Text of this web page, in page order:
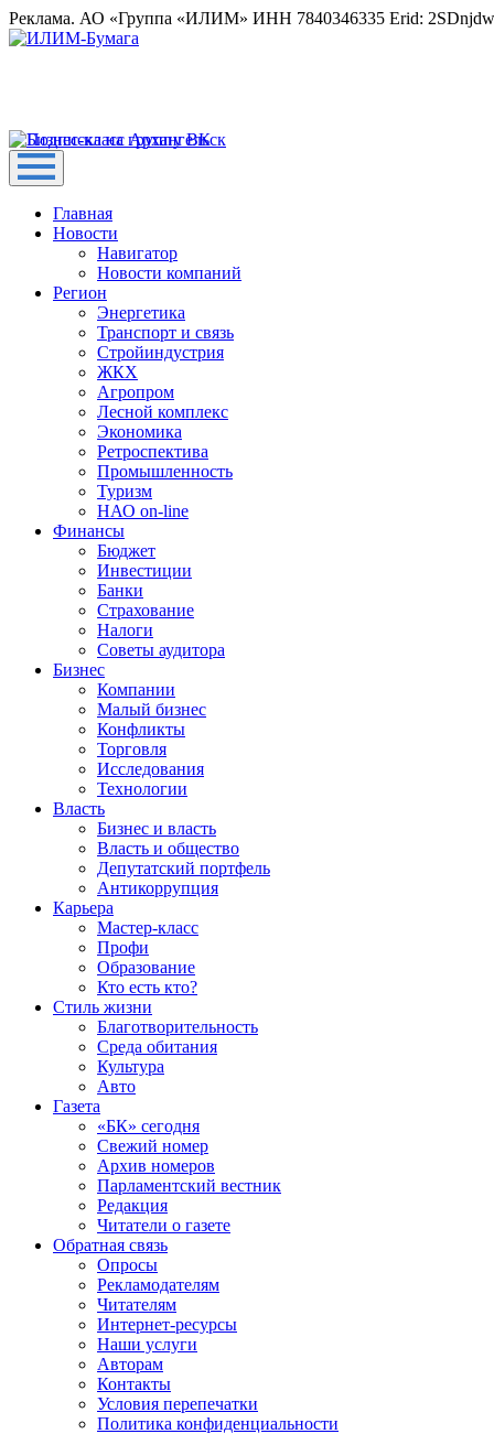
Реклама. АО «Группа «ИЛИМ» ИНН 7840346335 Erid:
Главная
Новости
Навигатор
Новости компаний
Регион
Энергетика
Транспорт и связь
Стройиндустрия
ЖКХ
Агропром
Лесной комплекс
Экономика
Ретроспектива
Промышленность
Туризм
НАО on-line
Финансы
Бюджет
Инвестиции
Банки
Страхование
Налоги
Советы аудитора
Бизнес
Компании
Малый бизнес
Конфликты
Торговля
Исследования
Технологии
Власть
Бизнес и власть
Власть и общество
Депутатский портфель
Антикоррупция
Карьера
Мастер-класс
Профи
Образование
Кто есть кто?
Стиль жизни
Благотворительность
Среда обитания
Культура
Авто
Газета
«БК» сегодня
Свежий номер
Архив номеров
Парламентский вестник
Редакция
Читатели о газете
Обратная связь
Опросы
Рекламодателям
Читателям
Интернет-ресурсы
Наши услуги
Авторам
Контакты
Условия перепечатки
Политика конфиденциальности